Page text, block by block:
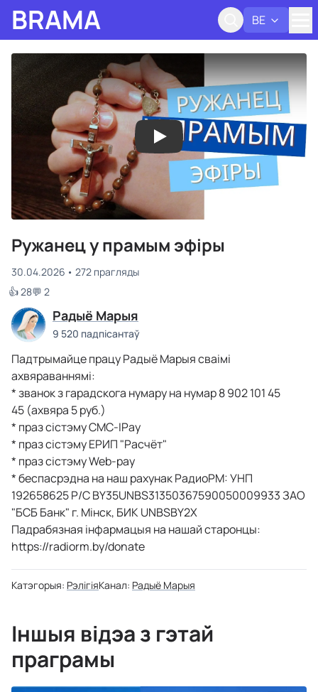
BRAMA BE
Ружанец у прамым эфіры
30.04.2026
272 прагляды
👍 28💬 2
Радыё Марыя
9 520 падпісантаў
Падтрымайце працу Радыё Марыя сваімі
ахвяраваннямі:
* званок з гарадскога нумару на нумар 8 902 101 45
45 (ахвяра 5 руб.)
* праз сістэму СМС-IPay
* праз сістэму ЕРИП "Расчёт"
* праз сістэму Web-pay
* беспасрэдна на наш рахунак РадиоРМ: УНП
192658625 Р/С ВY35UNBS31350367590050009933 ЗАО
"БСБ Банк" г. Мінск, БИК UNBSBY2X
Падрабязная інфармацыя на нашай старонцы:
https://radiorm.by/donate
Катэгорыя: РэлігіяКанал: Радыё Марыя
Іншыя відэа з гэтай
праграмы